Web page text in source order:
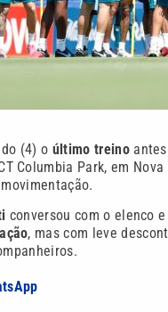
(4) o último treinoantes
Columbia Park, em
conversou com o elenco
, mas com leve